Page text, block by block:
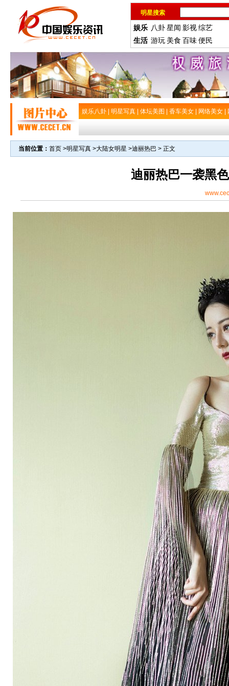
明星搜索
娱乐 八卦星闻 影视综艺
生活 游玩 美食 百味便民
娱乐八卦 明星写真 体坛美图 香车美女 网络美女
当前位置： 首页 >明星写真 >大陆女明星 >迪丽热巴 > 正文
迪丽热巴一袭黑